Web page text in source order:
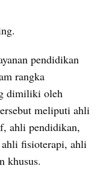
pendidikan
rangka
dimiliki oleh
meliputi ahli
ahli pendidikan,
fisioterapi, ahli
khusus.